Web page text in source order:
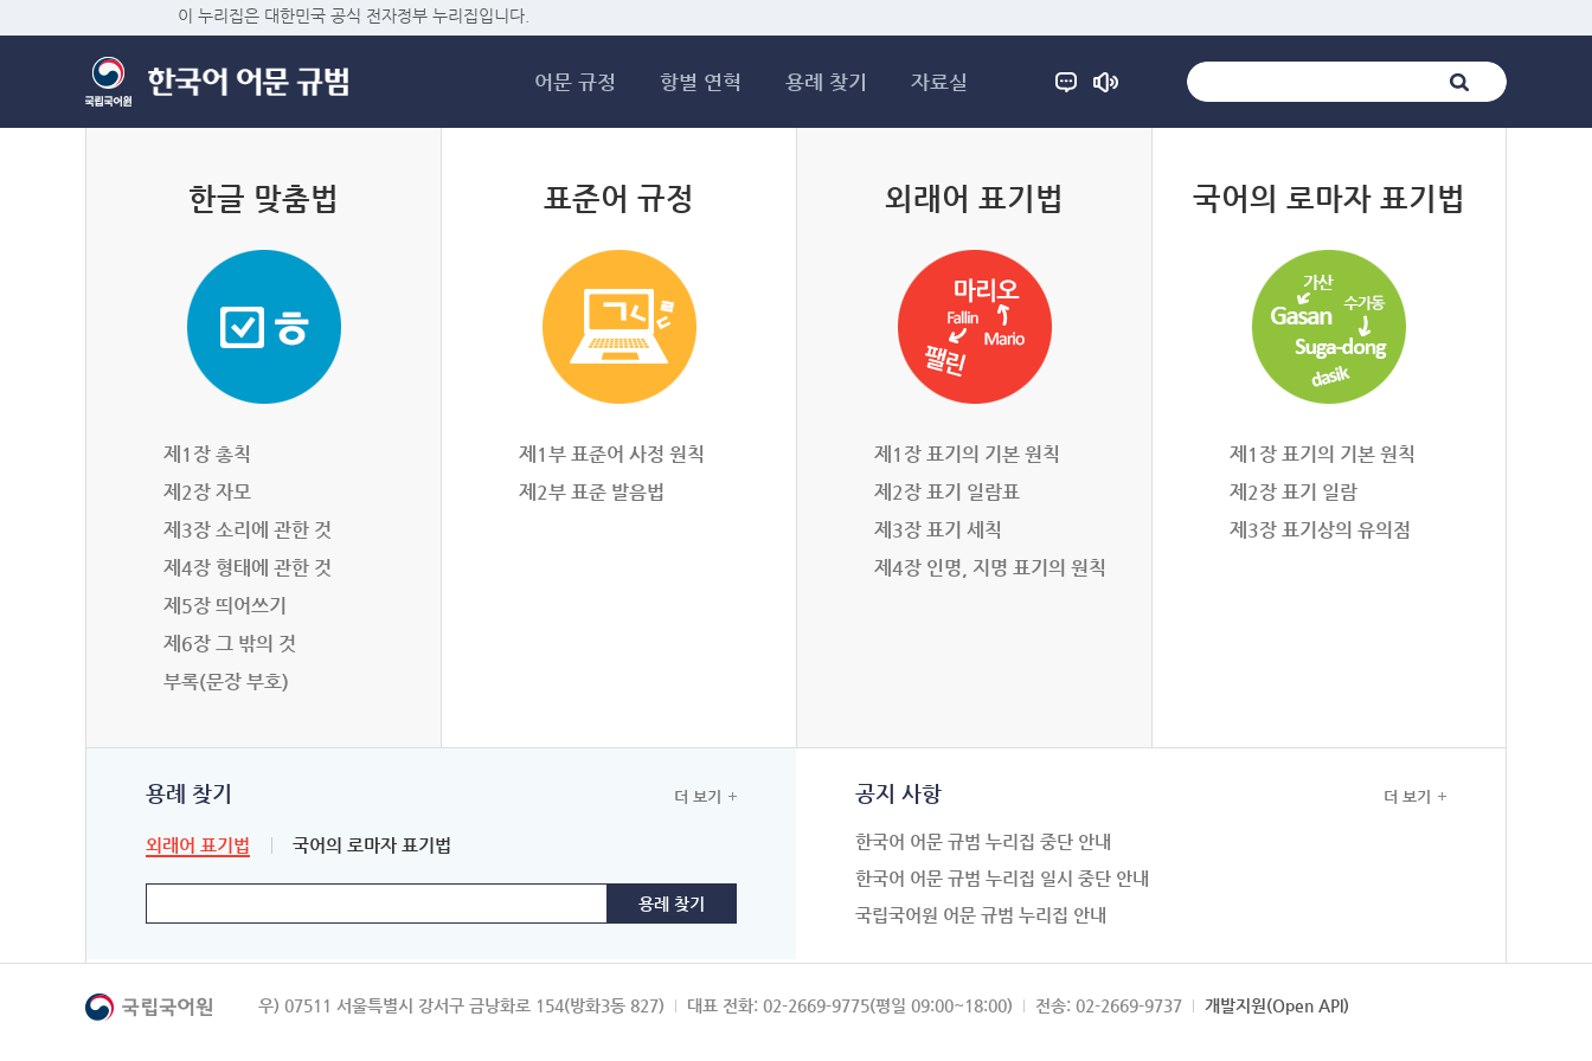
이 누리집은 대한민국 공식 전자정부 누리집입니다.
어문 규정 항별 연혁 용례 찾기 자료실
한글 맞춤법
제1장 총칙
제2장 자모
제3장 소리에 관한 것
제4장 형태에 관한 것
제5장 띄어쓰기
제6장 그 밖의 것
부록(문장 부호)
표준어 규정
제1부 표준어 사정 원칙
제2부 표준 발음법
외래어 표기법
제1장 표기의 기본 원칙
제2장 표기 일람표
제3장 표기 세칙
제4장 인명, 지명 표기의 원칙
국어의 로마자 표기법
제1장 표기의 기본 원칙
제2장 표기 일람
제3장 표기상의 유의점
용례 찾기
외래어 표기법 국어의 로마자 표기법
더 보기 공지 사항
한국어 어문 규범 누리집 중단 안내
한국어 어문 규범 누리집 일시 중단 안내
국립국어원 어문 규범 누리집 안내
더 보기
우) 07511 서울특별시 강서구 금낭화로 154(방화3동 827) 대표 전화: 02-2669-9775(평일 09:00~18:00) 전송: 02-2669-9737 개발지원(Open API)